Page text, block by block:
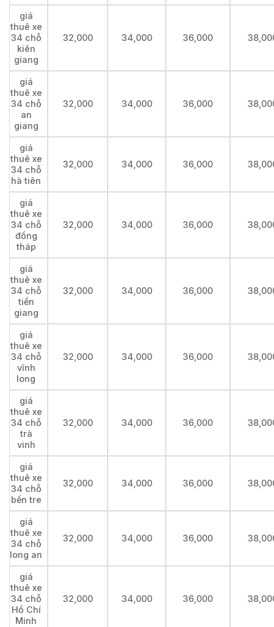
giá
thuê xe
34 chỗ
kiên
giang
32,000 34,000 36,000
giá
thuê xe
34 chỗ
an
giang
32,000 34,000 36,000
giá
thuê xe
34 chỗ
hà tiên
32,000 34,000 36,000
giá
thuê xe
34 chỗ
đồng
tháp
32,000 34,000 36,000
giá
thuê xe
34 chỗ
tiền
giang
32,000 34,000 36,000
giá
thuê xe
34 chỗ
vĩnh
long
32,000 34,000 36,000
giá
thuê xe
34 chỗ
trà
vinh
32,000 34,000 36,000
giá
thuê xe
34 chỗ
bến tre
32,000 34,000 36,000
giá
thuê xe
34 chỗ
long an
32,000 34,000 36,000
giá
thuê xe
34 chỗ
Hồ Chí
Minh
32,000 34,000 36,000